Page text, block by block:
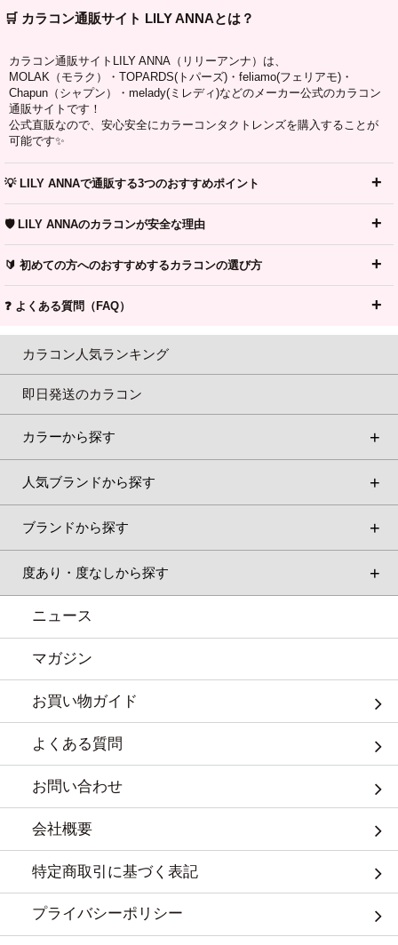
🛒 カラコン通販サイト LILY ANNAとは？
カラコン通販サイトLILY ANNA（リリーアンナ）は、
MOLAK（モラク）・TOPARDS(トパーズ)・feliamo(フェリアモ)・
Chapun（シャプン）・melady(ミレディ)などのメーカー公式のカラコン
通販サイトです！
公式直販なので、安心安全にカラーコンタクトレンズを購入することが
可能です✨
💡 LILY ANNAで通販する3つのおすすめポイント
🛡️ LILY ANNAのカラコンが安全な理由
🔰 初めての方へのおすすめするカラコンの選び方
❓ よくある質問（FAQ）
カラコン人気ランキング
即日発送のカラコン
カラーから探す
人気ブランドから探す
ブランドから探す
度あり・度なしから探す
ニュース
マガジン
お買い物ガイド
よくある質問
お問い合わせ
会社概要
特定商取引に基づく表記
プライバシーポリシー